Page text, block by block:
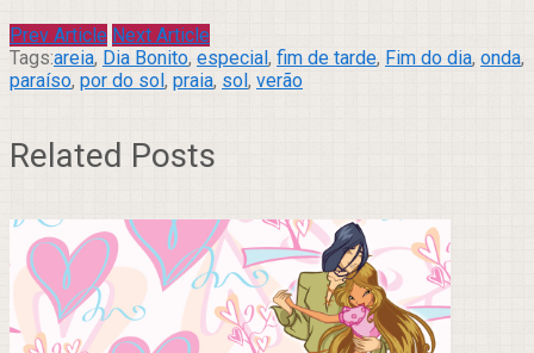
Prev Article Next Article
Tags:areia, Dia Bonito, especial, fim de tarde, Fim do dia, onda,
paraíso, por do sol, praia, sol, verão
Related Posts